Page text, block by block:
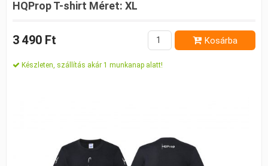
HQProp T-shirt Méret: XL
3 490 Ft Kosárba
Készleten, szállítás akár 1 munkanap alatt!